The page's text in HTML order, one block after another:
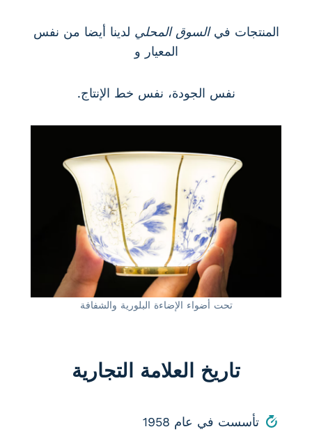
المنتجات فيالسوق المحلي لدينا أيضا من نفس
المعيار و
نفس الجودة، نفس خط الإنتاج.
تحت أضواء الإضاءة البلورية والشفافة
تاريخ العلامة التجارية
تأسست في عام 1958